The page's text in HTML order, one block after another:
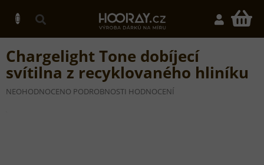
obsah
Chargelight Tone dobíjecí
svítilna z recyklovaného hliníku
PRŮMĚRNÉ
NEOHODNOCENO PODROBNOSTI HODNOCENÍ